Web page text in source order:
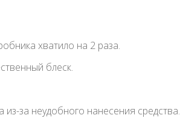
хватило на 2 раза.
блеск.
за неудобного нанесения средства.